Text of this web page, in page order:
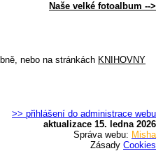
Naše velké fotoalbum -->
nebo na stránkách KNIHOVNY
>> přihlášení do administrace webu
aktualizace 15. ledna 2026
Správa webu: Misha
Zásady Cookies